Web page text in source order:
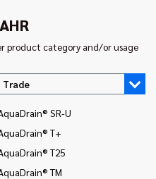
product category and/or usage
Trade
SR-U
T+
T25
TM